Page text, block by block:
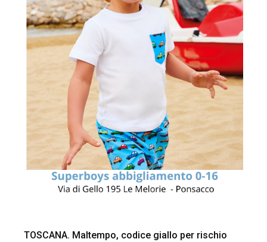
TOSCANA. Maltempo, codice giallo per rischio